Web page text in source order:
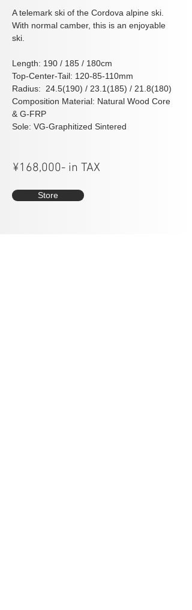
​A telemark ski of the Cordova alpine ski.
With normal camber, this is an enjoyable
ski.
Length: 190 / 185 / 180cm
Top-Center-Tail: 120-85-110mm
Radius:
24.5(190) / 23.1 (185) / 21.8(180)
Composition Material: Natural Wood Core
& G-FRP
Sole: VG-Graphitized Sintered
¥168,000- in TAX
Store